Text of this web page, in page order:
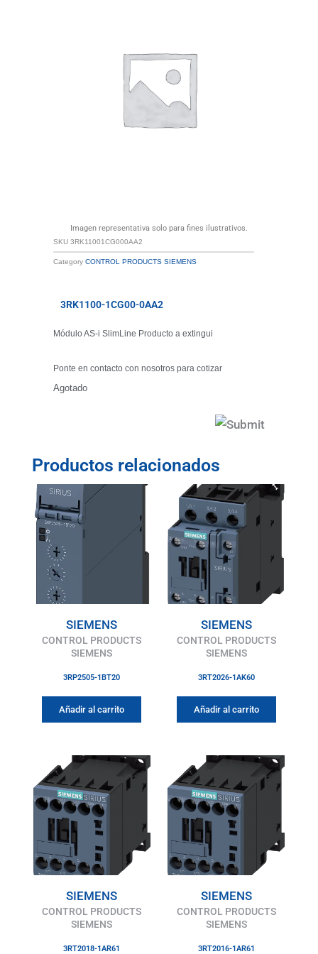
Imagen representativa solo para fines ilustrativos.
SKU 3RK11001CG000AA2
Category CONTROL PRODUCTS SIEMENS
3RK1100-1CG00-0AA2
Módulo AS-i SlimLine Producto a extingui
Ponte en contacto con nosotros para cotizar
Agotado
Productos relacionados
SIEMENS
CONTROL PRODUCTS
SIEMENS
3RP2505-1BT20
Añadir al carrito
SIEMENS
CONTROL PRODUCTS
SIEMENS
3RT2026-1AK60
Añadir al carrito
SIEMENS
CONTROL PRODUCTS
SIEMENS
3RT2018-1AR61
SIEMENS
CONTROL PRODUCTS
SIEMENS
3RT2016-1AR61